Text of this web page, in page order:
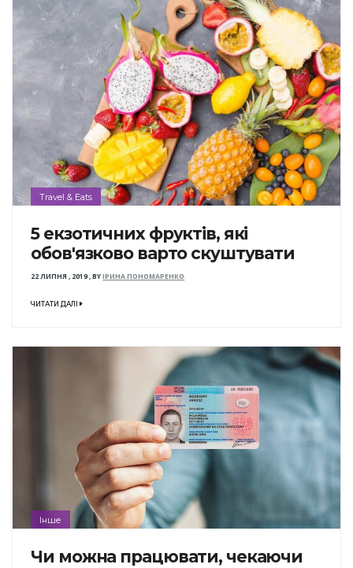
Travel & Eats
5 екзотичних фруктів, які
обов'язково варто скуштувати
22 ЛИПНЯ , 2019,BYІРИНА ПОНОМАРЕНКО
ЧИТАТИ ДАЛІ
Інше
Чи можна працювати, чекаючи